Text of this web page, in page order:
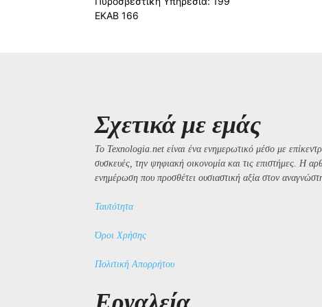
ΕΚΑΒ 166
Σχετικά με εμάς
Το Texnologia.net είναι ένα ενημερωτικό μέσο με
συσκευές, την ψηφιακή οικονομία και τις επιστήμες. Η
ενημέρωση που προσθέτει ουσιαστική αξία στον
Ταυτότητα
Όροι Χρήσης
Πολιτική Απορρήτου